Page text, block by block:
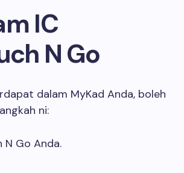
IC
N Go
dalam MyKad Anda, boleh
ni:
Go Anda.